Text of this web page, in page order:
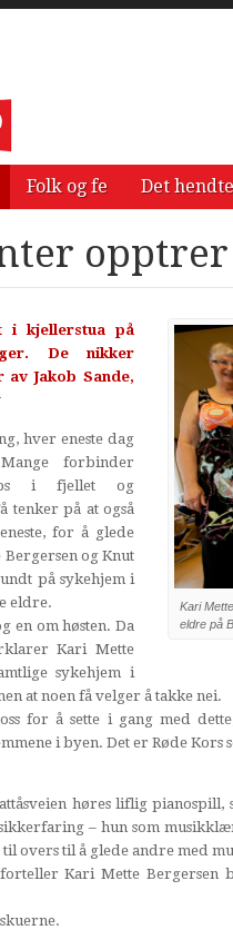
Folk og fe Det hendte
opptrer
Kari
eldre på
i kjellerstua på
De nikker
av Jakob Sande,
hver eneste dag
forbinder
i fjellet og
tenker på at også
for å glede
og Knut
på sykehjem i
eldre.
en om høsten. Da
Kari Mette
sykehjem i
at noen få velger å takke nei.
for å sette i gang med
i byen. Det er Røde
høres liflig pianospill,
– hun som
overs til å glede andre med
Kari Mette Bergersen